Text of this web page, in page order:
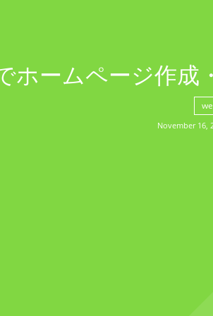
ホームページ作成
November 16